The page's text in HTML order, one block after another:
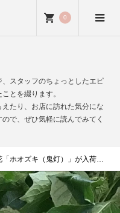
0
スタッフのちょっとしたエピ
とを綴ります。
たり、お店に訪れた気分にな
で、ぜひ気軽に読んでみてく
鬼灯）」が入荷｜鮮やかな朱色がご先祖様を導きます